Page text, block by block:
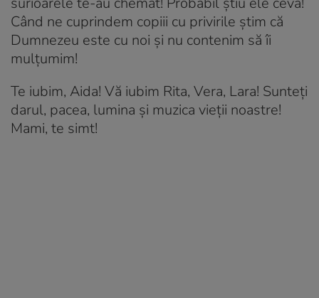
Când ne cuprindem copiii cu privirile știm că
Dumnezeu este cu noi și nu contenim să îi
mulțumim!
Te iubim, Aida! Vă iubim Rita, Vera, Lara! Sunteți
darul, pacea, lumina și muzica vieții noastre!
Mami, te simt!